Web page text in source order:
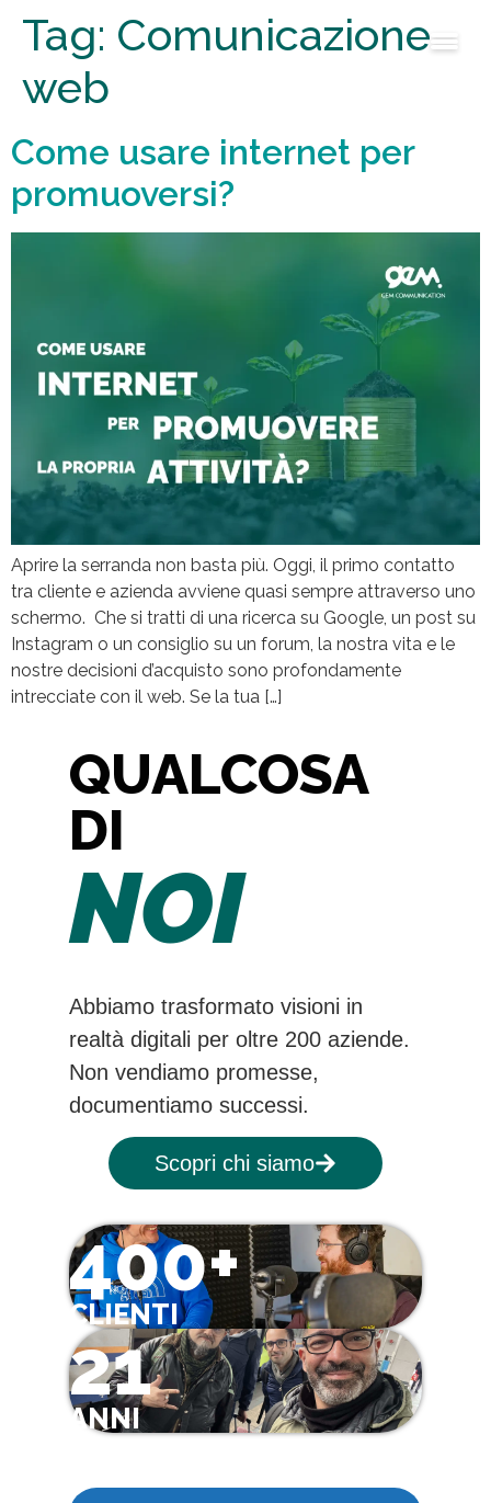
Tag: Comunicazione
web
Come usare internet per
promuoversi?
Aprire la serranda non basta più. Oggi, il primo contatto
tra cliente e azienda avviene quasi sempre attraverso uno
schermo. Che si tratti di una ricerca su Google, un post su
Instagram o un consiglio su un forum, la nostra vita e le
nostre decisioni d’acquisto sono profondamente
intrecciate con il web. Se la tua […]
QUALCOSA
DI
NOI
Abbiamo trasformato visioni in
realtà digitali per oltre 200 aziende.
Non vendiamo promesse,
documentiamo successi.
Scopri chi siamo
400+
CLIENTI
21
ANNI